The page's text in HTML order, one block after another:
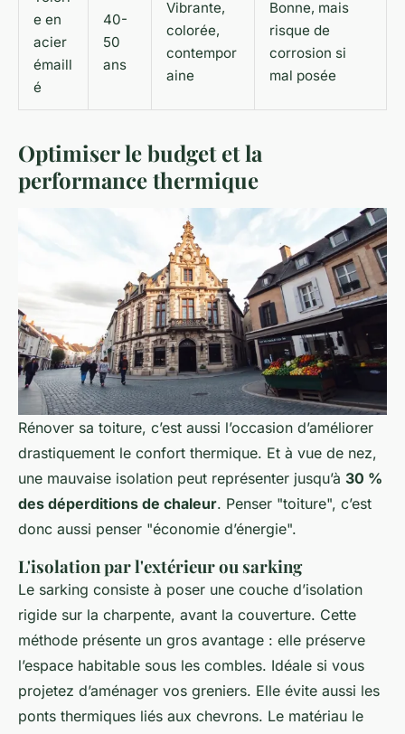
e en
acier
émaill
é
40-
50
ans
Vibrante,
colorée,
contempor
aine
Bonne, mais
risque de
corrosion si
mal posée
Optimiser le budget et la
performance thermique
Rénover sa toiture, c’est aussi l’occasion d’améliorer
drastiquement le confort thermique. Et à vue de nez,
une mauvaise isolation peut représenter jusqu’à 30 %
des déperditions de chaleur. Penser "toiture", c’est
donc aussi penser "économie d’énergie".
L'isolation par l'extérieur ou sarking
Le sarking consiste à poser une couche d’isolation
rigide sur la charpente, avant la couverture. Cette
méthode présente un gros avantage : elle préserve
l’espace habitable sous les combles. Idéale si vous
projetez d’aménager vos greniers. Elle évite aussi les
ponts thermiques liés aux chevrons. Le matériau le